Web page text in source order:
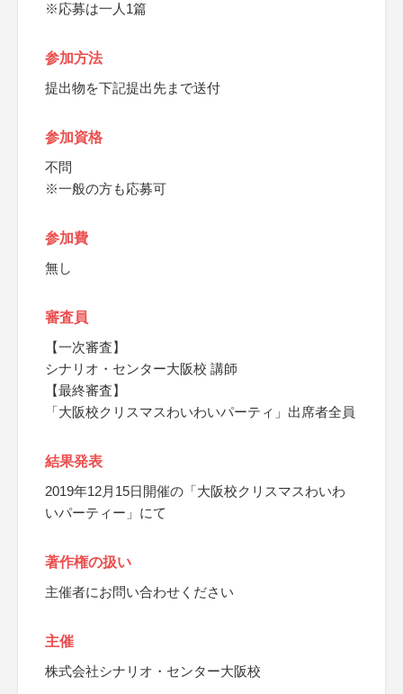
※応募は一人1篇
参加方法
提出物を下記提出先まで送付
参加資格
不問
※一般の方も応募可
参加費
無し
審査員
【一次審査】
シナリオ・センター大阪校 講師
【最終審査】
「大阪校クリスマスわいわいパーティ」出席者全員
結果発表
2019年12月15日開催の「大阪校クリスマスわいわ
いパーティー」にて
著作権の扱い
主催者にお問い合わせください
主催
株式会社シナリオ・センター大阪校